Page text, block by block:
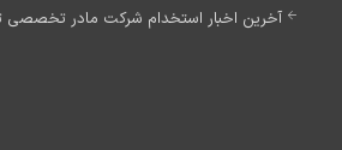
آخرین اخبار استخدام شرکت مادر تخصصی تولید نیروی